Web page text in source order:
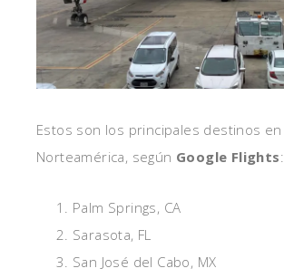
Estos son los principales destinos en
Norteamérica, según Google Flights:
Palm Springs, CA
Sarasota, FL
San José del Cabo, MX